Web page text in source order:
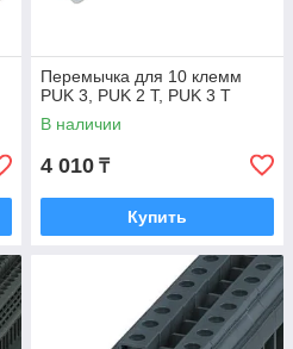
Перемычка для 10 клемм
PUK 3, PUK 2 T, PUK 3 T
В наличии
4 010 ₸
Купить